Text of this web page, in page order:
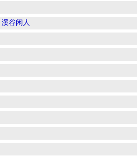
溪谷闲人